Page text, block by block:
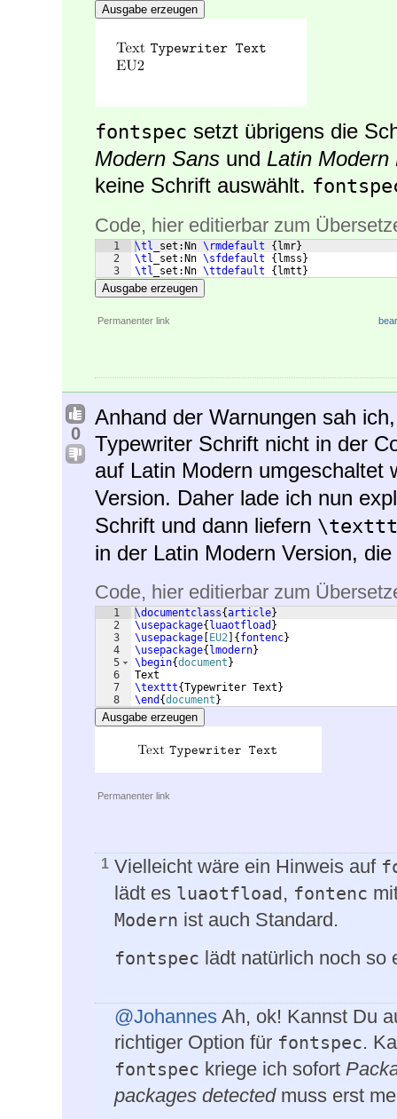
Ausgabe erzeugen
fontspec setzt übrigens die
Modern Sans und Latin Modern
keine Schrift auswählt.
Code, hier editierbar zum
1
2
3
\tl _set:Nn \rmdefault { lmr}
\tl _set:Nn \sfdefault { lmss }
\tl _set:Nn \ttdefault { lmtt }
Ausgabe erzeugen
Permanenter link
0
Anhand der Warnungen sah
Typewriter Schrift nicht in der
auf Latin Modern
Version. Daher lade ich nun
Schrift und dann liefern \texttt
in der Latin Modern Version,
Code, hier editierbar zum
1
2
3
4
5
6
7
8
\documentclass{article}
\usepackage{ luaotfload }
\usepackage
EU2 { fontenc}
\usepackage{ lmodern}
\begin{document }
Text
\texttt{Typewriter Text }
\end {document }
Ausgabe erzeugen
Permanenter link
1 Vielleicht wäre ein Hinweis auf
lädt es luaotfload , fontenc
Modern ist auch Standard.
fontspec lädt natürlich noch so
@Johannes Ah, ok! Kannst Du
richtiger Option für fontspec.
fontspec kriege ich sofort
packages detectedmuss erst